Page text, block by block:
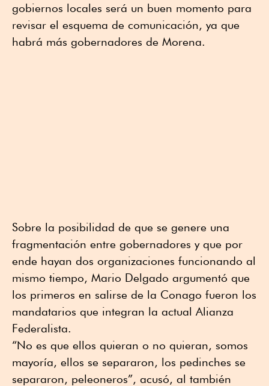
gobiernos locales será un buen momento para
revisar el esquema de comunicación, ya que
habrá más gobernadores de Morena.
Sobre la posibilidad de que se genere una
fragmentación entre gobernadores y que por
ende hayan dos organizaciones funcionando al
mismo tiempo, Mario Delgado argumentó que
los primeros en salirse de la Conago fueron los
mandatarios que integran la actual Alianza
Federalista.
“No es que ellos quieran o no quieran, somos
mayoría, ellos se separaron, los pedinches se
separaron, peleoneros”, acusó, al también